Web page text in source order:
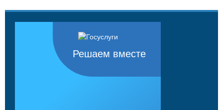
Решаем вместе